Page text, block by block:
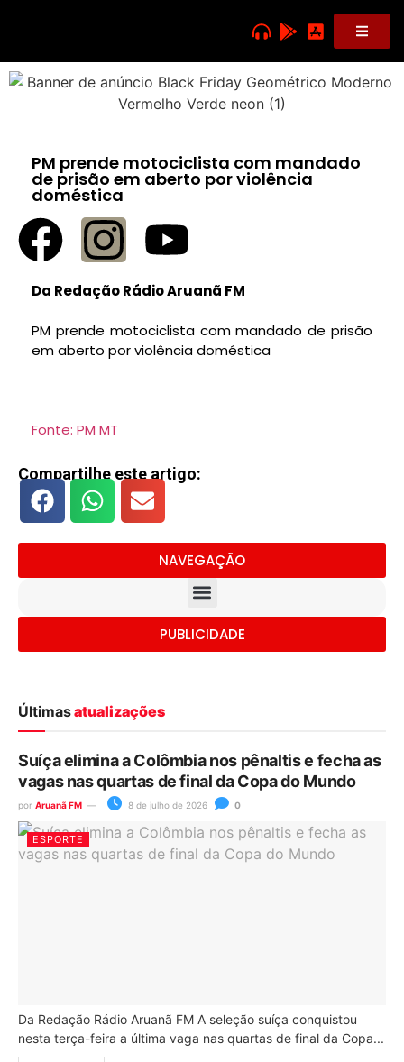
PM prende motociclista com mandado
de prisão em aberto por violência
doméstica
Da Redação Rádio Aruanã FM
PM prende motociclista com mandado de prisão
em aberto por violência doméstica
Fonte: PM MT
Compartilhe este artigo:
NAVEGAÇÃO
PUBLICIDADE
Últimasatualizações
Suíça elimina a Colômbia nos pênaltis e fecha as
vagas nas quartas de final da Copa do Mundo
por Aruanã FM 8 de julho de 2026 0
ESPORTE
Da Redação Rádio Aruanã FM A seleção suíça conquistou
nesta terça-feira a última vaga nas quartas de final da Copa...